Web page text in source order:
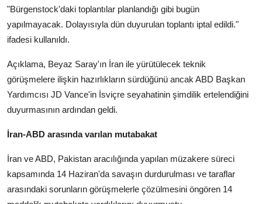
"Bürgenstock'daki toplantılar planlandığı gibi bugün
yapılmayacak. Dolayısıyla dün duyurulan toplantı iptal edildi."
ifadesi kullanıldı.
Açıklama, Beyaz Saray'ın İran ile yürütülecek teknik
görüşmelere ilişkin hazırlıkların sürdüğünü ancak ABD Başkan
Yardımcısı JD Vance'in İsviçre seyahatinin şimdilik ertelendiğini
duyurmasının ardından geldi.
İran-ABD arasında varılan mutabakat
İran ve ABD, Pakistan aracılığında yapılan müzakere süreci
kapsamında 14 Haziran'da savaşın durdurulması ve taraflar
arasındaki sorunların görüşmelerle çözülmesini öngören 14